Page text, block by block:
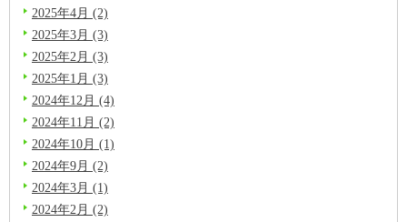
2025年4月 (2)
2025年3月 (3)
2025年2月 (3)
2025年1月 (3)
2024年12月 (4)
2024年11月 (2)
2024年10月 (1)
2024年9月 (2)
2024年3月 (1)
2024年2月 (2)